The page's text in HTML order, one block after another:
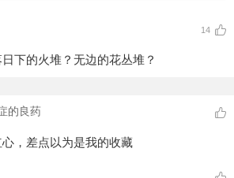
14
下的火堆？无边的花丛堆？
的良药
，差点以为是我的收藏